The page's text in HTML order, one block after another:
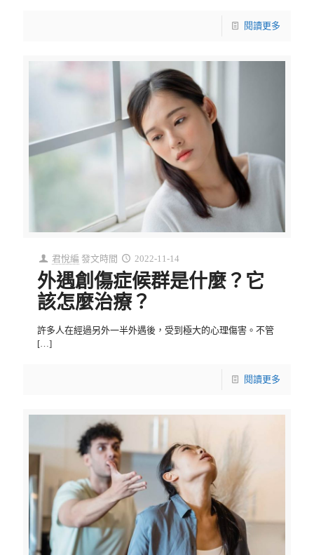
閱讀更多
君悅編 發文時間 2022-11-14
外遇創傷症候群是什麼？它
該怎麼治療？
許多人在經過另外一半外遇後，受到極大的心理傷害。不管
[…]
閱讀更多